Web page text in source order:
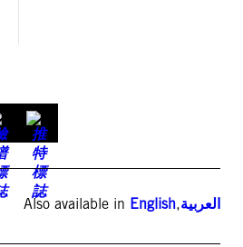
Also available in English,العربية